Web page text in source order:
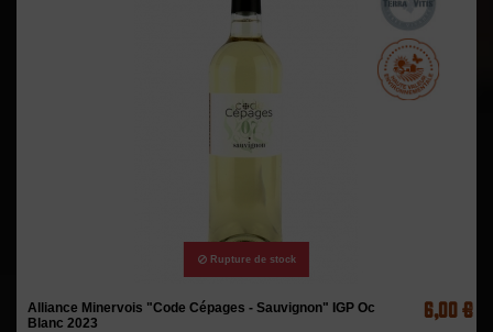
Rupture de stock
Alliance Minervois "Code Cépages - Sauvignon" IGP Oc
Blanc 2023
6,00 €